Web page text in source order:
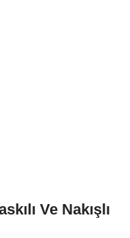
Ve Nakışlı